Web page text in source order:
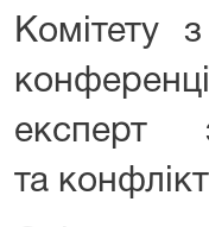
Комітету
експерт
та